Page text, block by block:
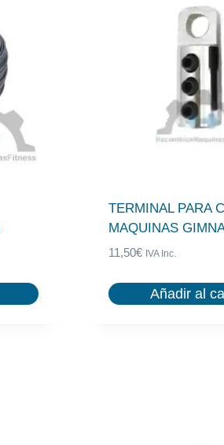
TERMINAL PARA
MAQUINAS
11,50€ IVA Inc.
Añadir al